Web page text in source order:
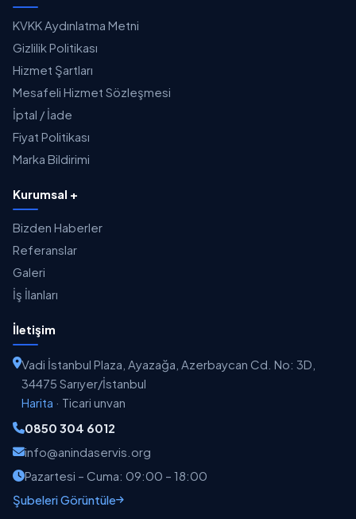
KVKK Aydınlatma Metni
Gizlilik Politikası
Hizmet Şartları
Mesafeli Hizmet Sözleşmesi
İptal / İade
Fiyat Politikası
Marka Bildirimi
Kurumsal +
Bizden Haberler
Referanslar
Galeri
İş İlanları
İletişim
Vadi İstanbul Plaza, Ayazağa, Azerbaycan Cd. No: 3D,
34475 Sarıyer/İstanbul
Harita · Ticari unvan
0850 304 6012
info@anindaservis.org
Pazartesi – Cuma: 09:00 – 18:00
Şubeleri Görüntüle